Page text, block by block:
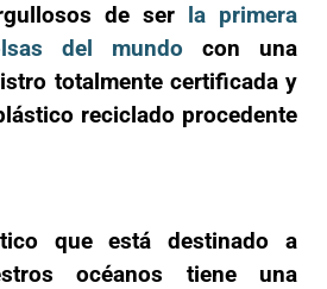
de ser la primera
del mundo con una
totalmente certificada y
reciclado procedente
que está destinado a
océanos tiene una